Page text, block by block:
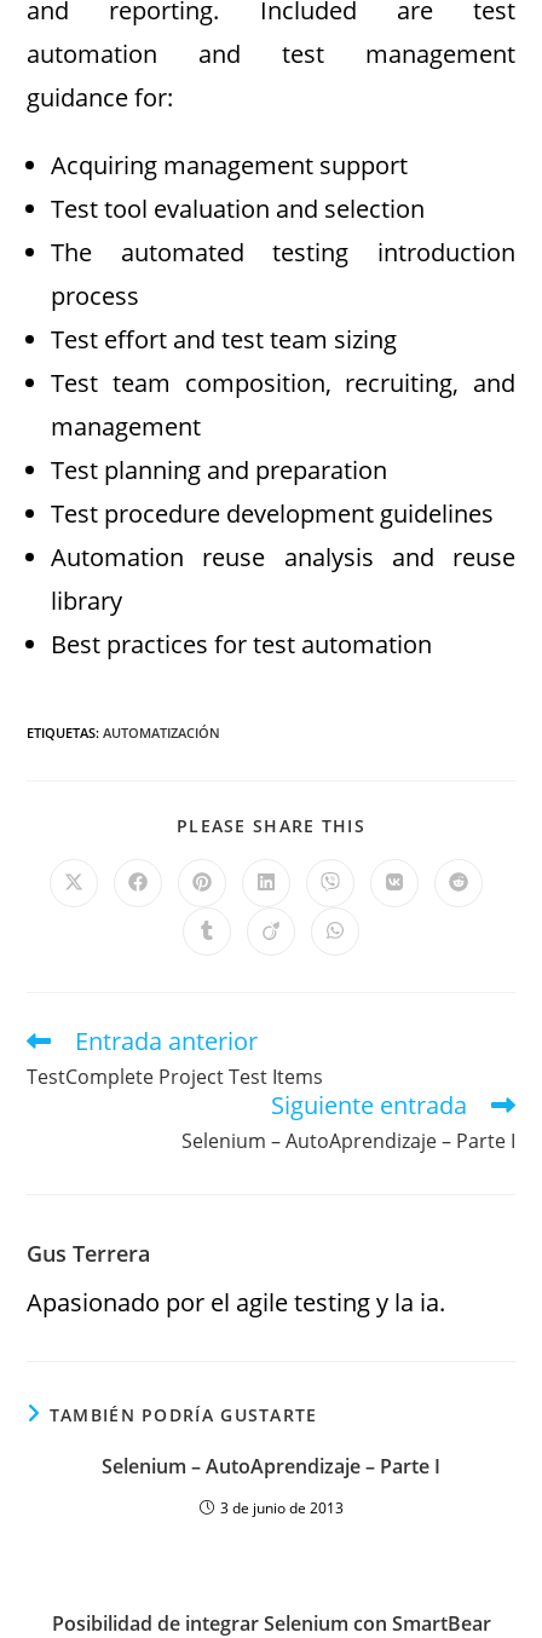
and reporting. Included are test
automation and test management
guidance for:
Acquiring management support
Test tool evaluation and selection
The automated testing introduction
process
Test effort and test team sizing
Test team composition, recruiting, and
management
Test planning and preparation
Test procedure development guidelines
Automation reuse analysis and reuse
library
Best practices for test automation
ETIQUETAS:AUTOMATIZACIÓN
PLEASE SHARE THIS
Entrada anterior
TestComplete Project Test Items
Siguiente entrada
Selenium – AutoAprendizaje – Parte I
Gus Terrera
Apasionado por el agile testing y la ia.
TAMBIÉN PODRÍA GUSTARTE
Selenium – AutoAprendizaje – Parte I
3 de junio de 2013
Posibilidad de integrar Selenium con SmartBear